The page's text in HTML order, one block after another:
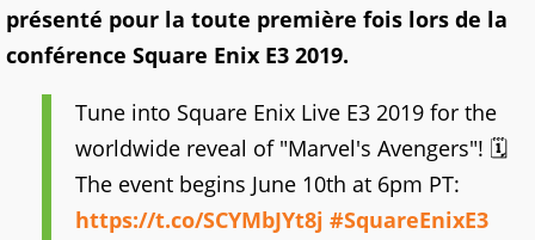
présenté pour la toute première fois lors de la
conférence Square Enix E3 2019.
Tune into Square Enix Live E3 2019 for the
worldwide reveal of "Marvel's Avengers"! 🗓️
The event begins June 10th at 6pm PT:
https://t.co/SCYMbJYt8j #SquareEnixE3